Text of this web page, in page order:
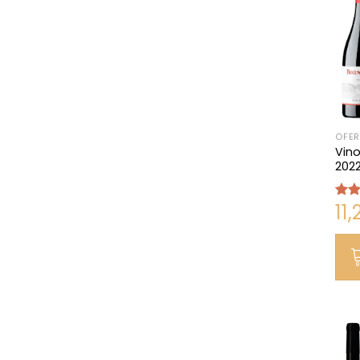
con
de 5